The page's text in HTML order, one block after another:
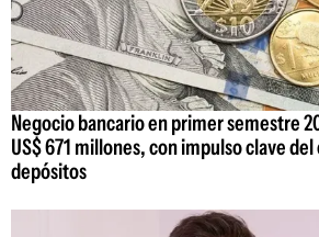
Negocio bancario en primer semestre
US$ 671 millones, con impulso clave
depósitos